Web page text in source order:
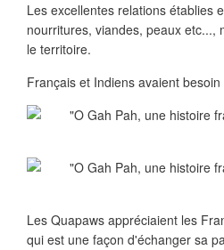
Les excellentes relations établies
nourritures, viandes, peaux etc...,
le territoire.
Français et Indiens avaient
Les Quapaws appréciaient les
qui est une façon d'échanger sa